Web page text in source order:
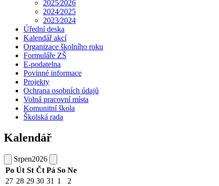
2025⁄2026
2024⁄2025
2023⁄2024
Úřední deska
Kalendář akcí
Organizace školního roku
Formuláře ZŠ
E-podatelna
Povinné informace
Projekty
Ochrana osobních údajů
Volná pracovní místa
Komunitní škola
Školská rada
Kalendář
Srpen2026
Po Út St Čt Pá So Ne
27 28 29 30 31 1
2